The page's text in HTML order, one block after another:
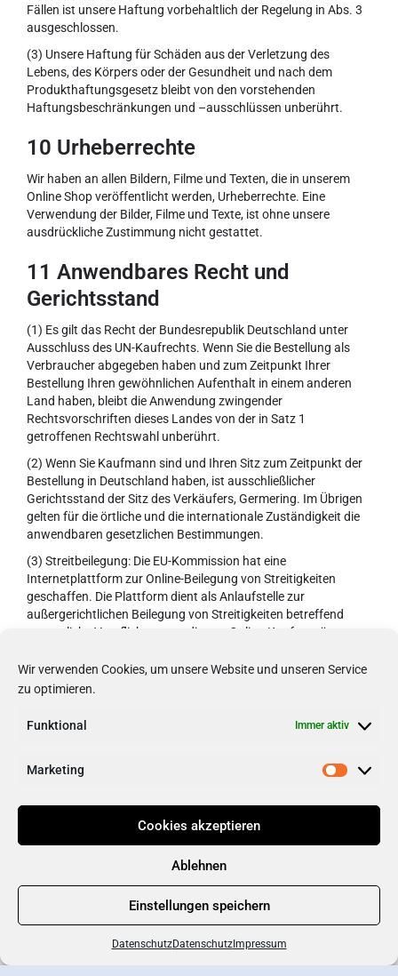
Wir verwenden Cookies, um unsere Website und unseren Service
zu optimieren.
Funktional Immer aktiv
Marketing
Cookies akzeptieren
Ablehnen
Einstellungen speichern
DatenschutzDatenschutzImpressum
Fällen ist unsere Haftung vorbehaltlich der Regelung in Abs. 3
ausgeschlossen.
(3) Unsere Haftung für Schäden aus der Verletzung des
Lebens, des Körpers oder der Gesundheit und nach dem
Produkthaftungsgesetz bleibt von den vorstehenden
Haftungsbeschränkungen und –ausschlüssen unberührt.
10 Urheberrechte
Wir haben an allen Bildern, Filme und Texten, die in unserem
Online Shop veröffentlicht werden, Urheberrechte. Eine
Verwendung der Bilder, Filme und Texte, ist ohne unsere
ausdrückliche Zustimmung nicht gestattet.
11 Anwendbares Recht und
Gerichtsstand
(1) Es gilt das Recht der Bundesrepublik Deutschland unter
Ausschluss des UN-Kaufrechts. Wenn Sie die Bestellung als
Verbraucher abgegeben haben und zum Zeitpunkt Ihrer
Bestellung Ihren gewöhnlichen Aufenthalt in einem anderen
Land haben, bleibt die Anwendung zwingender
Rechtsvorschriften dieses Landes von der in Satz 1
getroffenen Rechtswahl unberührt.
(2) Wenn Sie Kaufmann sind und Ihren Sitz zum Zeitpunkt der
Bestellung in Deutschland haben, ist ausschließlicher
Gerichtsstand der Sitz des Verkäufers, Germering. Im Übrigen
gelten für die örtliche und die internationale Zuständigkeit die
anwendbaren gesetzlichen Bestimmungen.
(3) Streitbeilegung: Die EU-Kommission hat eine
Internetplattform zur Online-Beilegung von Streitigkeiten
geschaffen. Die Plattform dient als Anlaufstelle zur
außergerichtlichen Beilegung von Streitigkeiten betreffend
vertragliche Verpflichtungen, die aus Online-Kaufverträgen
Link verfügbar: http://ec.europa.eu/consumers/odr . Zur
Teilnahme an einem Streitbeilegungsverfahren vor einer
verpflichtet.